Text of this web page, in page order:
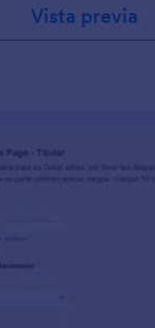
Vista previa